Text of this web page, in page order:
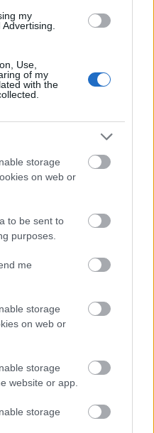
my
Use,
of my
with the
storage
on web or
to be sent to
purposes.
me
storage
on web or
storage
website or app.
storage
δημοφιλής χάρη
αυξανόμενο αριθμό
χορού. Το νησί
πόλη Μονόπολη,
το θέρετρο Cala d’
ακόμα από τα
επάξια μια
με τους καλύτερους
και ένας
είναι η Νάουσα,